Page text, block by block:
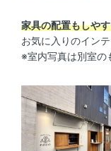
家具の配置もしや
お気に入りのイン
※室内写真は別室の